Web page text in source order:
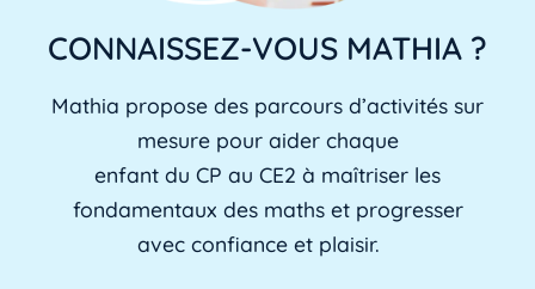
CONNAISSEZ-VOUS MATHIA ?
Mathia propose des parcours d’activités sur
mesure pour aider chaque
enfant du CP au CE2 à maîtriser les
fondamentaux des maths et progresser
avec confiance et plaisir.